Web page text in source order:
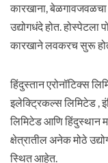
कारखाना, बेळगावजवळचा
उद्योगधंदे होत.
कारखाने लवकरच सुरू
हिंदुस्तान एरोनॉटिक्स
इलेक्ट्रिकल्स लिमिटेड ,
लिमिटेड आणि हिंदुस्थान
क्षेत्रातील अनेक मोठे
स्थित आहेत.